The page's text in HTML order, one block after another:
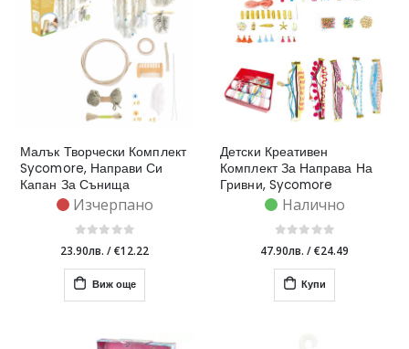
Малък Творчески Комплект
Sycomore, Направи Си
Капан За Сънища
Изчерпано
23.90лв. /€12.22
Виж още
Детски Креативен
Комплект За Направа На
Гривни, Sycomore
Налично
47.90лв. /€24.49
Купи